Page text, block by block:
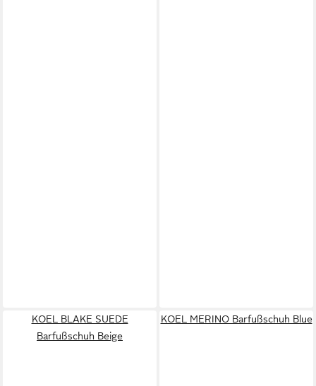
KOEL BLAKE SUEDE
Barfußschuh Beige
KOEL MERINO Barfußschuh Blue